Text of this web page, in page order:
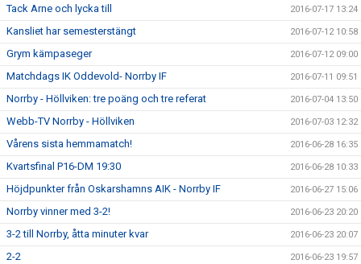
Tack Arne och lycka till 2016-07-17 13:24
Kansliet har semesterstängt 2016-07-12 10:58
Grym kämpaseger 2016-07-12 09:00
Matchdags IK Oddevold- Norrby IF 2016-07-11 09:51
Norrby - Höllviken: tre poäng och tre referat 2016-07-04 13:50
Webb-TV Norrby - Höllviken 2016-07-03 12:32
Vårens sista hemmamatch! 2016-06-28 16:35
Kvartsfinal P16-DM 19:30 2016-06-28 10:33
Höjdpunkter från Oskarshamns AIK - Norrby IF 2016-06-27 15:06
Norrby vinner med 3-2! 2016-06-23 20:20
3-2 till Norrby, åtta minuter kvar 2016-06-23 20:07
2-2 2016-06-23 19:57